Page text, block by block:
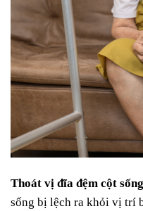
Thoát vị đĩa đệm cột sống
sống bị lệch ra khỏi vị trí